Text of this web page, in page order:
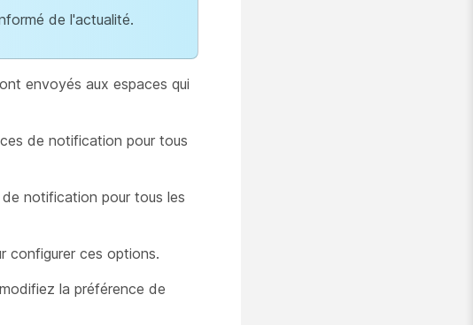
de l'actualité.
envoyés aux espaces qui
de notification pour tous
notification pour tous les
configurer ces options.
la préférence de